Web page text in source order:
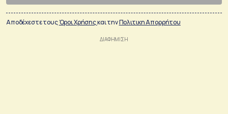
Αποδέχεστε τουςΌροι Χρήσηςκαι τηνΠολιτικη Απορρήτου